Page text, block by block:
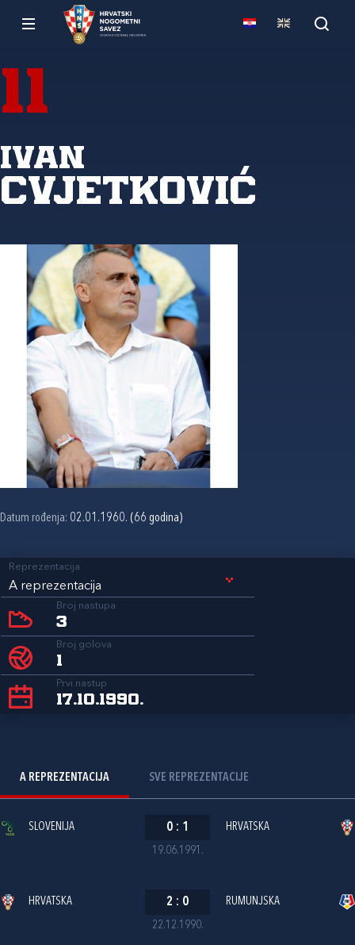
11
Ivan
Cvjetković
Datum rođenja: 02.01.1960. (66 godina)
Reprezentacija
A reprezentacija
Broj nastupa
3
Broj golova
1
Prvi nastup
17.10.1990.
A REPREZENTACIJA SVE REPREZENTACIJE
19.06.1991.
SLOVENIJA 0 : 1 HRVATSKA
22.12.1990.
HRVATSKA 2 : 0 RUMUNJSKA